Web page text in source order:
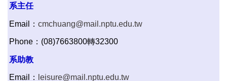
系主任
Email： cmchuang@mail.nptu.edu.tw
Phone：(08)7663800轉32300
系助教
Email： leisure@mail.nptu.edu.tw